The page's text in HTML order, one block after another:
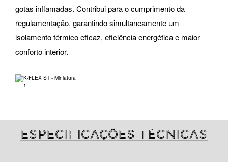
gotas inflamadas. Contribui para o cumprimento da
regulamentação, garantindo simultaneamente um
isolamento térmico eficaz, eficiência energética e maior
conforto interior.
Especificações técnicas